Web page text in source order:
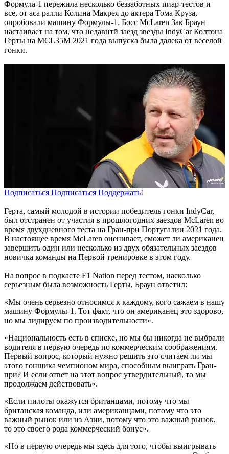
Формула-1 пережила несколько беззаботных пиар-тестов и
все, от аса ралли Колина Макрея до актера Тома Круза,
опробовали машину Формулы-1. Босс McLaren Зак Браун
настаивает на том, что недавнтй заезд звезды IndyCar Колтона
Герты на MCL35M 2021 года выпуска была далека от веселой
гонки.
Подписаться Подписаться Поддержать!
Герта, самый молодой в истории победитель гонки IndyCar,
был отстранен от участия в прошлогодних заездов McLaren во
время двухдневного теста на Гран-при Португалии 2021 года.
В настоящее время McLaren оценивает, сможет ли американец
завершить один или несколько из двух обязательных заездов
новичка команды на Первой тренировке в этом году.
На вопрос в подкасте F1 Nation перед тестом, насколько
серьезным была возможность Герты, Браун ответил:
«Мы очень серьезно относимся к каждому, кого сажаем в нашу
машину Формулы-1. Тот факт, что он американец это здорово,
но мы лидируем по производительности».
«Национальность есть в списке, но мы бы никогда не выбрали
водителя в первую очередь по коммерческим соображениям.
Первый вопрос, который нужно решить это считаем ли мы
этого гонщика чемпионом мира, способным выиграть Гран-
при? И если ответ на этот вопрос утвердительный, то мы
продолжаем действовать».
«Если пилоты окажутся британцами, потому что мы
британская команда, или американцами, потому что это
важный рынок или из Азии, потому что это важный рынок,
то это своего рода коммерческий бонус».
«Но в первую очередь мы здесь для того, чтобы выигрывать